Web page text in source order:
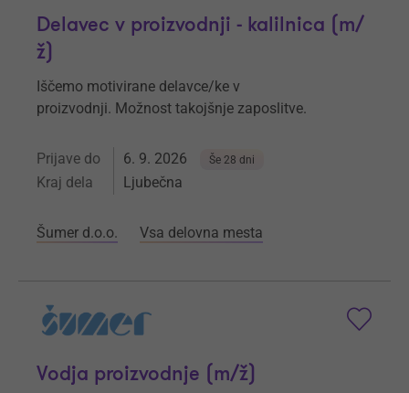
Delavec v proizvodnji - kalilnica (m/
ž)
Iščemo motivirane delavce/ke v
proizvodnji. Možnost takojšnje zaposlitve.
Prijave do 6. 9. 2026 Še 28 dni
Kraj dela Ljubečna
Šumer d.o.o. Vsa delovna mesta
Vodja proizvodnje (m/ž)